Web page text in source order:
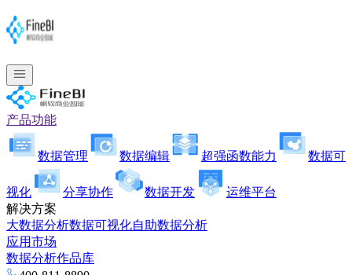
产品功能
数据管理 数据编辑 超强函数能力 数据可
视化 分享协作 数据开发
运维平台
解决方案
大数据分析数据可视化自助数据分析
应用市场
数据分析作品库